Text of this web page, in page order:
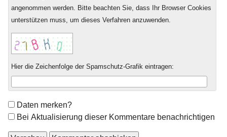
angenommen werden. Bitte beachten Sie, dass Ihr Browser Cookies
unterstützen muss, um dieses Verfahren anzuwenden.
Hier die Zeichenfolge der Spamschutz-Grafik eintragen:
Formular-
Optionen
Daten merken?
Bei Aktualisierung dieser Kommentare benachrichtigen